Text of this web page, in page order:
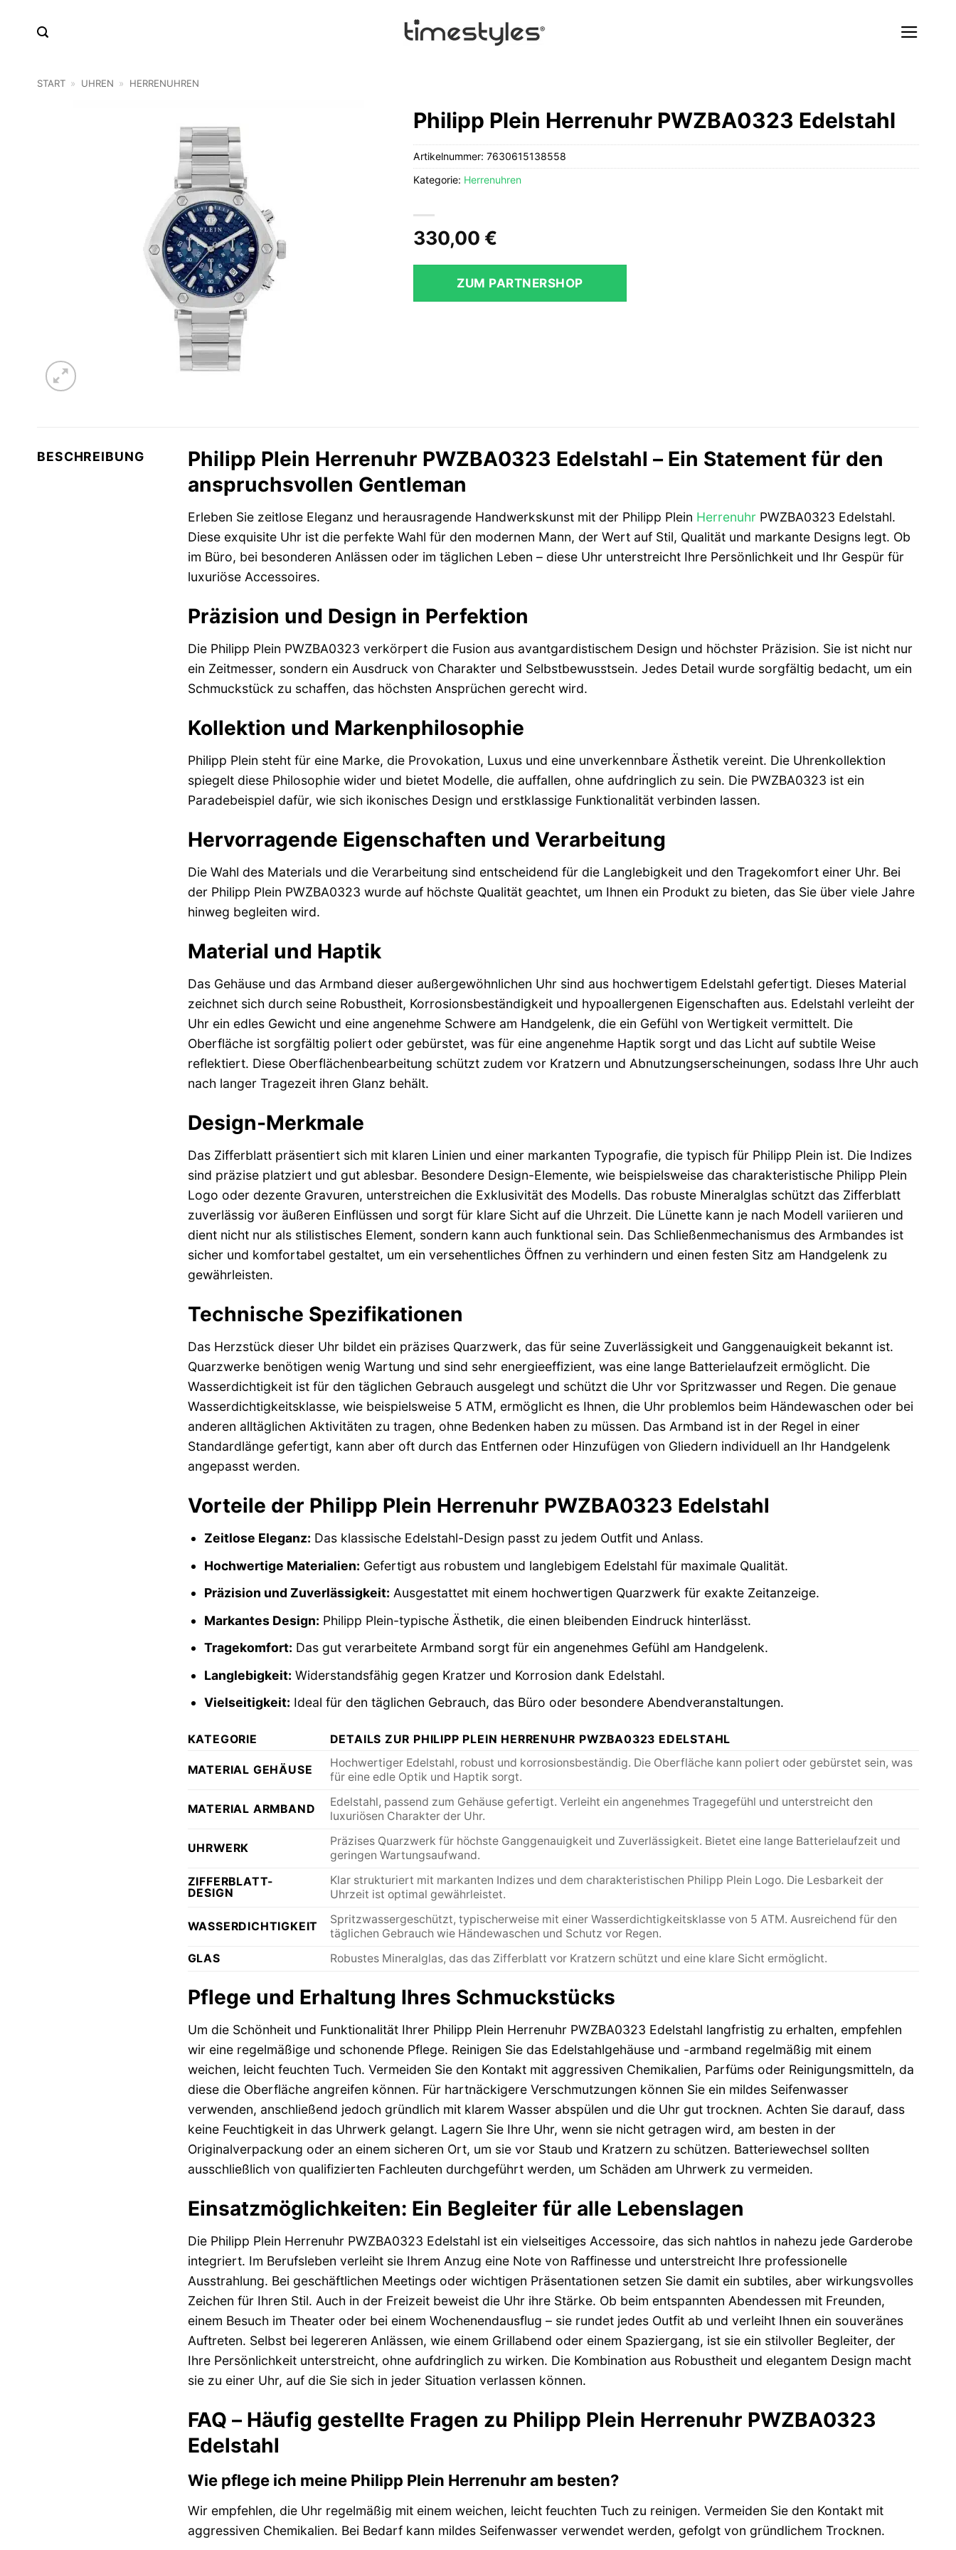
START » UHREN » HERRENUHREN
Philipp Plein Herrenuhr PWZBA0323 Edelstahl
330,00 €
ZUM PARTNERSHOP
Artikelnummer:7630615138558
Kategorie: Herrenuhren
BESCHREIBUNG
Philipp Plein Herrenuhr PWZBA0323 Edelstahl – Ein Statement für den
anspruchsvollen Gentleman
Erleben Sie zeitlose Eleganz und herausragende Handwerkskunst mit der Philipp Plein HerrenuhrPWZBA0323 Edelstahl.
Diese exquisite Uhr ist die perfekte Wahl für den modernen Mann, der Wert auf Stil, Qualität und markante Designs legt. Ob
im Büro, bei besonderen Anlässen oder im täglichen Leben – diese Uhr unterstreicht Ihre Persönlichkeit und Ihr Gespür für
luxuriöse Accessoires.
Präzision und Design in Perfektion
Die Philipp Plein PWZBA0323 verkörpert die Fusion aus avantgardistischem Design und höchster Präzision. Sie ist nicht nur
ein Zeitmesser, sondern ein Ausdruck von Charakter und Selbstbewusstsein. Jedes Detail wurde sorgfältig bedacht, um ein
Schmuckstück zu schaffen, das höchsten Ansprüchen gerecht wird.
Kollektion und Markenphilosophie
Philipp Plein steht für eine Marke, die Provokation, Luxus und eine unverkennbare Ästhetik vereint. Die Uhrenkollektion
spiegelt diese Philosophie wider und bietet Modelle, die auffallen, ohne aufdringlich zu sein. Die PWZBA0323 ist ein
Paradebeispiel dafür, wie sich ikonisches Design und erstklassige Funktionalität verbinden lassen.
Hervorragende Eigenschaften und Verarbeitung
Die Wahl des Materials und die Verarbeitung sind entscheidend für die Langlebigkeit und den Tragekomfort einer Uhr. Bei
der Philipp Plein PWZBA0323 wurde auf höchste Qualität geachtet, um Ihnen ein Produkt zu bieten, das Sie über viele Jahre
hinweg begleiten wird.
Material und Haptik
Das Gehäuse und das Armband dieser außergewöhnlichen Uhr sind aus hochwertigem Edelstahl gefertigt. Dieses Material
zeichnet sich durch seine Robustheit, Korrosionsbeständigkeit und hypoallergenen Eigenschaften aus. Edelstahl verleiht der
Uhr ein edles Gewicht und eine angenehme Schwere am Handgelenk, die ein Gefühl von Wertigkeit vermittelt. Die
Oberfläche ist sorgfältig poliert oder gebürstet, was für eine angenehme Haptik sorgt und das Licht auf subtile Weise
reflektiert. Diese Oberflächenbearbeitung schützt zudem vor Kratzern und Abnutzungserscheinungen, sodass Ihre Uhr auch
nach langer Tragezeit ihren Glanz behält.
Design-Merkmale
Das Zifferblatt präsentiert sich mit klaren Linien und einer markanten Typografie, die typisch für Philipp Plein ist. Die Indizes
sind präzise platziert und gut ablesbar. Besondere Design-Elemente, wie beispielsweise das charakteristische Philipp Plein
Logo oder dezente Gravuren, unterstreichen die Exklusivität des Modells. Das robuste Mineralglas schützt das Zifferblatt
zuverlässig vor äußeren Einflüssen und sorgt für klare Sicht auf die Uhrzeit. Die Lünette kann je nach Modell variieren und
dient nicht nur als stilistisches Element, sondern kann auch funktional sein. Das Schließenmechanismus des Armbandes ist
sicher und komfortabel gestaltet, um ein versehentliches Öffnen zu verhindern und einen festen Sitz am Handgelenk zu
gewährleisten.
Technische Spezifikationen
Das Herzstück dieser Uhr bildet ein präzises Quarzwerk, das für seine Zuverlässigkeit und Ganggenauigkeit bekannt ist.
Quarzwerke benötigen wenig Wartung und sind sehr energieeffizient, was eine lange Batterielaufzeit ermöglicht. Die
Wasserdichtigkeit ist für den täglichen Gebrauch ausgelegt und schützt die Uhr vor Spritzwasser und Regen. Die genaue
Wasserdichtigkeitsklasse, wie beispielsweise 5 ATM, ermöglicht es Ihnen, die Uhr problemlos beim Händewaschen oder bei
anderen alltäglichen Aktivitäten zu tragen, ohne Bedenken haben zu müssen. Das Armband ist in der Regel in einer
Standardlänge gefertigt, kann aber oft durch das Entfernen oder Hinzufügen von Gliedern individuell an Ihr Handgelenk
angepasst werden.
Vorteile der Philipp Plein Herrenuhr PWZBA0323 Edelstahl
Zeitlose Eleganz: Das klassische Edelstahl-Design passt zu jedem Outfit und Anlass.
Hochwertige Materialien: Gefertigt aus robustem und langlebigem Edelstahl für maximale Qualität.
Präzision und Zuverlässigkeit: Ausgestattet mit einem hochwertigen Quarzwerk für exakte Zeitanzeige.
Markantes Design: Philipp Plein-typische Ästhetik, die einen bleibenden Eindruck hinterlässt.
Tragekomfort: Das gut verarbeitete Armband sorgt für ein angenehmes Gefühl am Handgelenk.
Langlebigkeit: Widerstandsfähig gegen Kratzer und Korrosion dank Edelstahl.
Vielseitigkeit: Ideal für den täglichen Gebrauch, das Büro oder besondere Abendveranstaltungen.
KATEGORIE DETAILS ZUR PHILIPP PLEIN HERRENUHR PWZBA0323 EDELSTAHL
MATERIAL GEHÄUSE
Hochwertiger Edelstahl, robust und korrosionsbeständig. Die Oberfläche kann poliert oder gebürstet sein, was
für eine edle Optik und Haptik sorgt.
MATERIAL ARMBAND
Edelstahl, passend zum Gehäuse gefertigt. Verleiht ein angenehmes Tragegefühl und unterstreicht den
luxuriösen Charakter der Uhr.
UHRWERK
Präzises Quarzwerk für höchste Ganggenauigkeit und Zuverlässigkeit. Bietet eine lange Batterielaufzeit und
geringen Wartungsaufwand.
ZIFFERBLATT-
DESIGN
Klar strukturiert mit markanten Indizes und dem charakteristischen Philipp Plein Logo. Die Lesbarkeit der
Uhrzeit ist optimal gewährleistet.
WASSERDICHTIGKEIT
Spritzwassergeschützt, typischerweise mit einer Wasserdichtigkeitsklasse von 5 ATM. Ausreichend für den
täglichen Gebrauch wie Händewaschen und Schutz vor Regen.
GLAS
Robustes Mineralglas, das das Zifferblatt vor Kratzern schützt und eine klare Sicht ermöglicht.
Pflege und Erhaltung Ihres Schmuckstücks
Um die Schönheit und Funktionalität Ihrer Philipp Plein Herrenuhr PWZBA0323 Edelstahl langfristig zu erhalten, empfehlen
wir eine regelmäßige und schonende Pflege. Reinigen Sie das Edelstahlgehäuse und -armband regelmäßig mit einem
weichen, leicht feuchten Tuch. Vermeiden Sie den Kontakt mit aggressiven Chemikalien, Parfüms oder Reinigungsmitteln, da
diese die Oberfläche angreifen können. Für hartnäckigere Verschmutzungen können Sie ein mildes Seifenwasser
verwenden, anschließend jedoch gründlich mit klarem Wasser abspülen und die Uhr gut trocknen. Achten Sie darauf, dass
keine Feuchtigkeit in das Uhrwerk gelangt. Lagern Sie Ihre Uhr, wenn sie nicht getragen wird, am besten in der
Originalverpackung oder an einem sicheren Ort, um sie vor Staub und Kratzern zu schützen. Batteriewechsel sollten
ausschließlich von qualifizierten Fachleuten durchgeführt werden, um Schäden am Uhrwerk zu vermeiden.
Einsatzmöglichkeiten: Ein Begleiter für alle Lebenslagen
Die Philipp Plein Herrenuhr PWZBA0323 Edelstahl ist ein vielseitiges Accessoire, das sich nahtlos in nahezu jede Garderobe
integriert. Im Berufsleben verleiht sie Ihrem Anzug eine Note von Raffinesse und unterstreicht Ihre professionelle
Ausstrahlung. Bei geschäftlichen Meetings oder wichtigen Präsentationen setzen Sie damit ein subtiles, aber wirkungsvolles
Zeichen für Ihren Stil. Auch in der Freizeit beweist die Uhr ihre Stärke. Ob beim entspannten Abendessen mit Freunden,
einem Besuch im Theater oder bei einem Wochenendausflug – sie rundet jedes Outfit ab und verleiht Ihnen ein souveränes
Auftreten. Selbst bei legereren Anlässen, wie einem Grillabend oder einem Spaziergang, ist sie ein stilvoller Begleiter, der
Ihre Persönlichkeit unterstreicht, ohne aufdringlich zu wirken. Die Kombination aus Robustheit und elegantem Design macht
sie zu einer Uhr, auf die Sie sich in jeder Situation verlassen können.
FAQ – Häufig gestellte Fragen zu Philipp Plein Herrenuhr PWZBA0323
Edelstahl
Wie pflege ich meine Philipp Plein Herrenuhr am besten?
Wir empfehlen, die Uhr regelmäßig mit einem weichen, leicht feuchten Tuch zu reinigen. Vermeiden Sie den Kontakt mit
aggressiven Chemikalien. Bei Bedarf kann mildes Seifenwasser verwendet werden, gefolgt von gründlichem Trocknen.